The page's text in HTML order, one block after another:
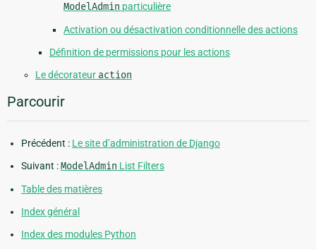
ModelAdmin particulière
Activation ou désactivation conditionnelle des actions
Définition de permissions pour les actions
Le décorateur action
Parcourir
Précédent : Le site d’administration de Django
Suivant :ModelAdmin List Filters
Table des matières
Index général
Index des modules Python